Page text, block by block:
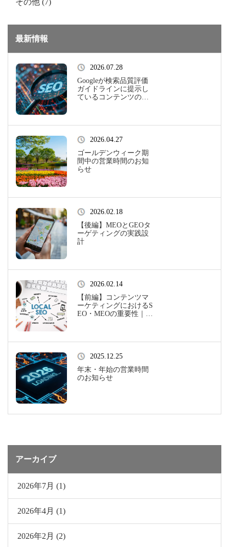
その他 (7)
最新情報
2026.07.28
Googleが検索品質評価
ガイドラインに提示し
ているコンテンツの品
2026.04.27
ゴールデンウィーク期
間中の営業時間のお知
らせ
2026.02.18
【後編】MEOとGEOタ
ーゲティングの実践設
計
2026.02.14
【前編】コンテンツマ
ーケティングにおけるS
EO・MEOの重要性｜ウ
2025.12.25
年末・年始の営業時間
のお知らせ
アーカイブ
2026年7月 (1)
2026年4月 (1)
2026年2月 (2)